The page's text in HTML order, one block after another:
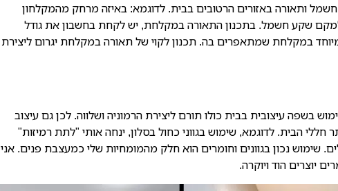
ותאורה באזורים הרטובים בבית. לדוגמא: באיזה מרחק מהמקלחון
שקע חשמל. בתכנון התאורה במקלחת, יש לקחת בחשבון את גודל
במקלחת שמתאפרים בה. תכנון לקוי של תאורה במקלחת יגרום ליצירת
בשפה עיצובית בבית כולו תורם ליצירת הרמוניה ושלווה. לכן גם עיצוב
הבית. לדוגמא, שימוש בגווני כחול בסלון, ינחה אותי "לתת רמיזות"
שימוש נכון בגוונים וחומרים הוא חלק מהמומחיות שלי כמעצבת פנים. אני
יוצרים הוד ויוקרה.